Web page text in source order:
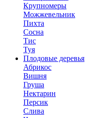
Крупномеры
Можжевельник
Пихта
Сосна
Тис
Туя
Плодовые деревья
Абрикос
Вишня
Груша
Нектарин
Персик
Слива